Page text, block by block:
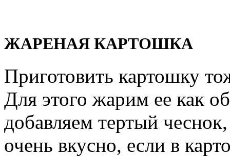
ЖАРЕНАЯ КАРТОШКА
Приготовить картошку
Для этого жарим ее как
добавляем тертый
очень вкусно, если в